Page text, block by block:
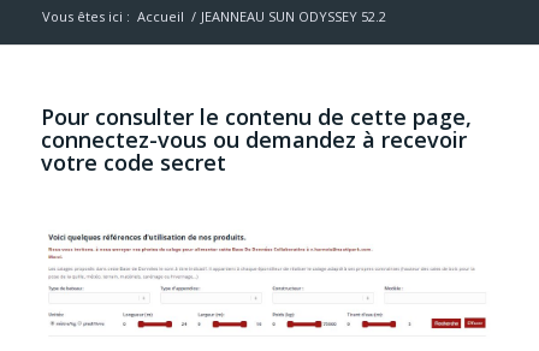
Vous êtes ici : Accueil / JEANNEAU SUN ODYSSEY 52.2
Pour consulter le contenu de cette page,
connectez-vous ou demandez à recevoir
votre code secret